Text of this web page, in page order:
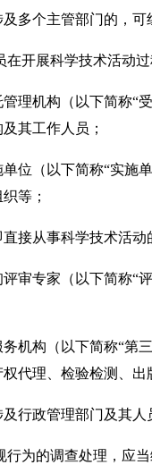
个主管部门的，可
展科学技术活动过
机构（以下简称“受
其工作人员；
（以下简称“实施单
等；
从事科学技术活动
专家（以下简称“评
构（以下简称“第三
代理、检验检测、出
政管理部门及其人
的调查处理，应当